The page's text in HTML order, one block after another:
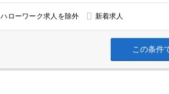
ハローワーク求人を除外 新着求人